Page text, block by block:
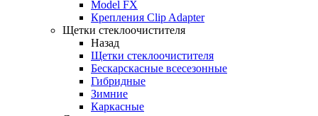
Model FX
Крепления Clip Adapter
Щетки стеклоочистителя
Назад
Щетки стеклоочистителя
Бескарскасные всесезонные
Гибридные
Зимние
Каркасные